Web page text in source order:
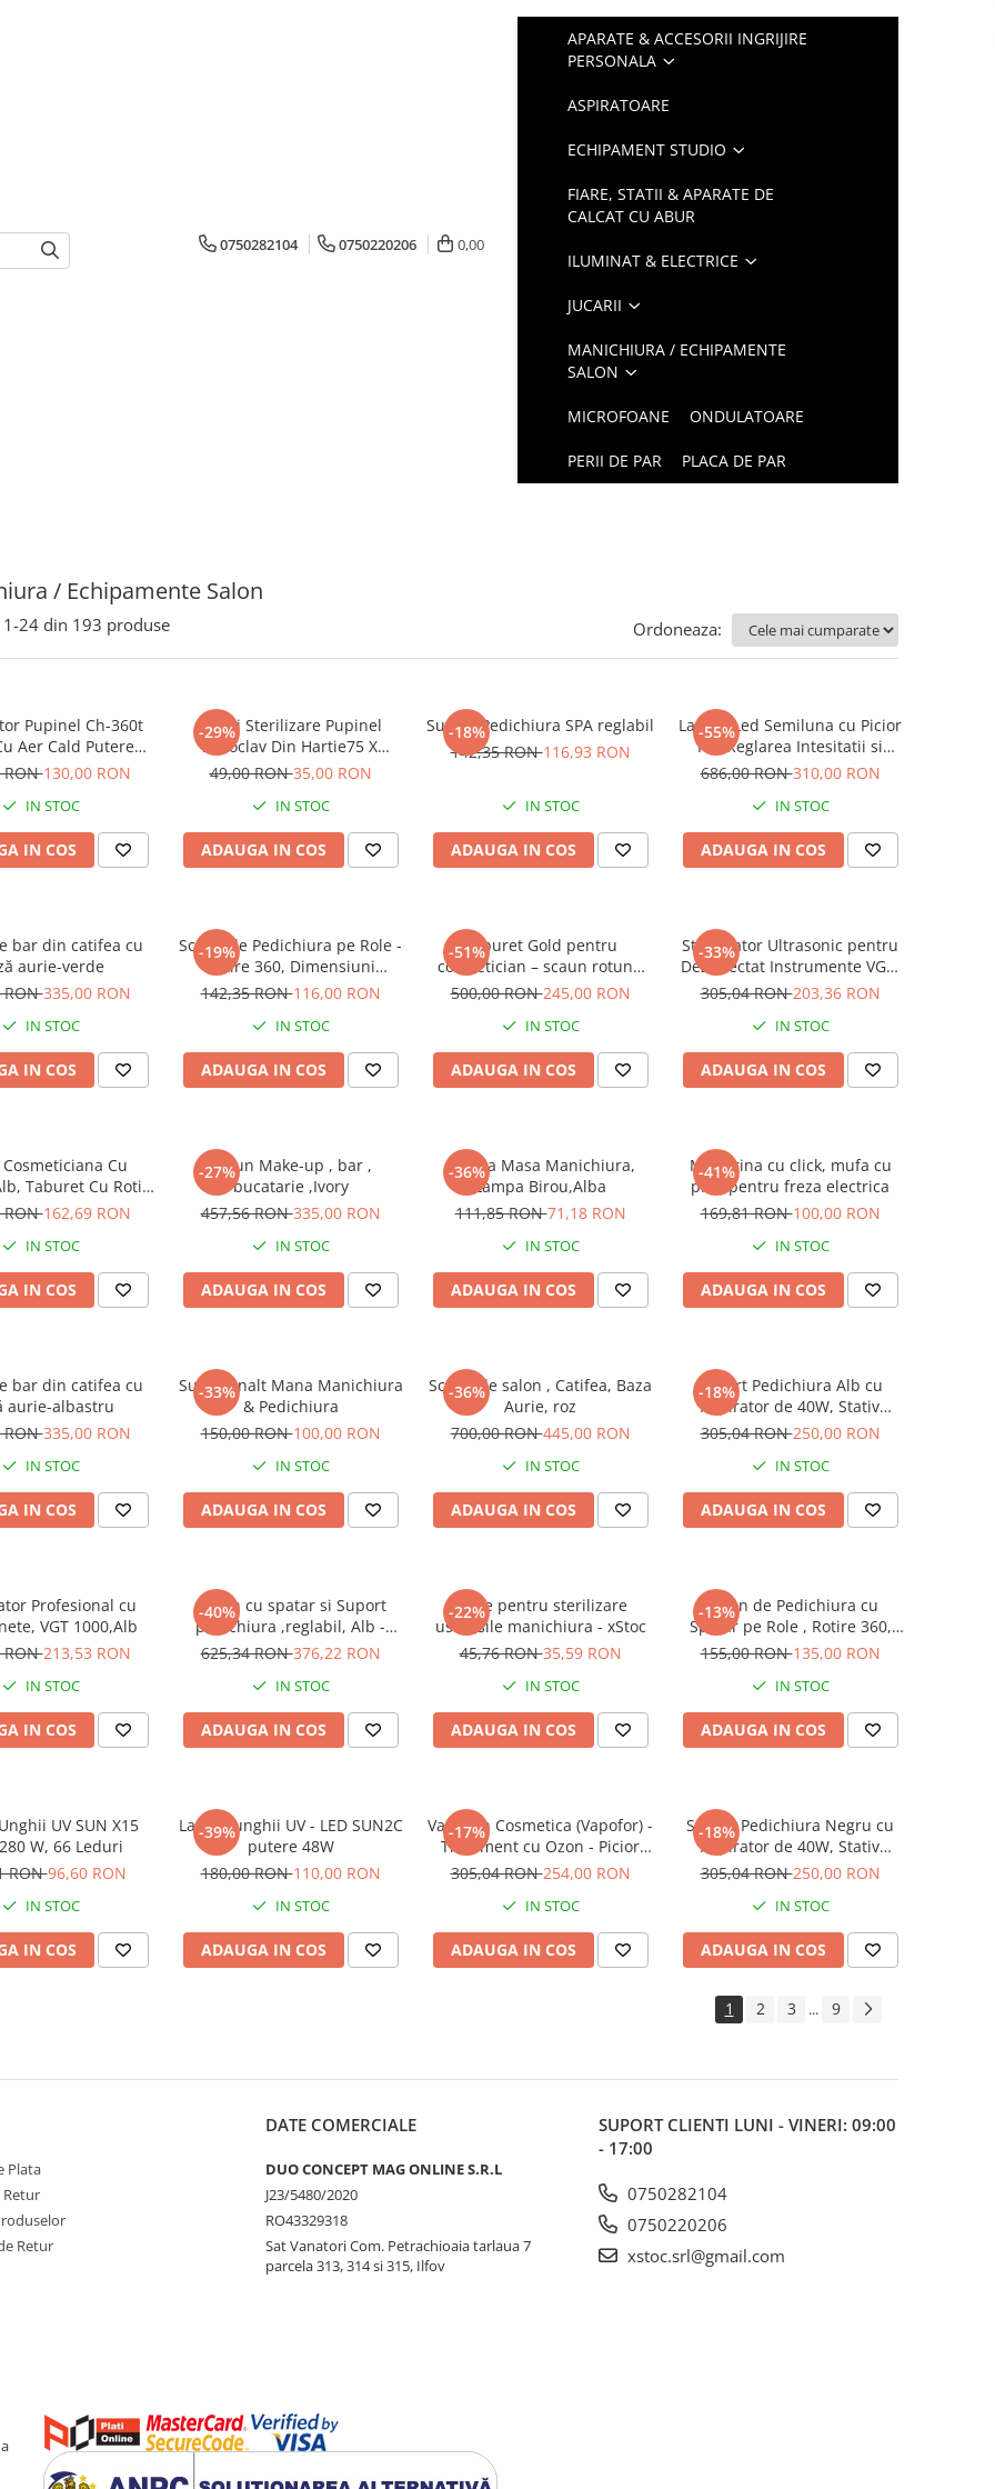
0750282104 0750220206 0,00
APARATE & ACCESORII INGRIJIRE
PERSONALA
ASPIRATOARE
ECHIPAMENT STUDIO
FIARE, STATII & APARATE DE
CALCAT CU ABUR
ILUMINAT & ELECTRICE
JUCARII
MANICHIURA / ECHIPAMENTE
SALON
MICROFOANE ONDULATOARE
PERII DE PAR PLACA DE PAR
/ Echipamente Salon
1-24 din 193 produse Ordoneaza:
Pupinel Ch-360t
Aer Cald Putere
pungi sterilizare
RON130,00 RON
IN STOC
IN COS
-29%
Pungi Sterilizare Pupinel
Autoclav Din Hartie75 X
150mm Set 100 Buc
49,00 RON35,00 RON
IN STOC
ADAUGA IN COS
-18%
Suport Pedichiura SPA reglabil
142,35 RON116,93 RON
IN STOC
ADAUGA IN COS
-55%
Lampa Led Semiluna cu Picior
Fix, Reglarea Intesitatii si
Suport pentru Telefon, 23
686,00 RON310,00 RON
IN STOC
ADAUGA IN COS
bar din catifea cu
aurie-verde
RON335,00 RON
IN STOC
IN COS
-19%
Scaun de Pedichiura pe Role -
Rotire 360, Dimensiuni
34x26,5x5,5 cm , ALB
142,35 RON116,00 RON
IN STOC
ADAUGA IN COS
-51%
Taburet Gold pentru
cosmetician – scaun rotund
hidraulic, alb cu auriu,
500,00 RON245,00 RON
IN STOC
ADAUGA IN COS
-33%
Sterilizator Ultrasonic pentru
Dezinfectat Instrumente VGT-
2000
305,04 RON203,36 RON
IN STOC
ADAUGA IN COS
Cosmeticiana Cu
Taburet Cu Roti,
Salon Cosmetica
RON162,69 RON
IN STOC
IN COS
-27%
Scaun Make-up , bar ,
bucatarie ,Ivory
457,56 RON335,00 RON
IN STOC
ADAUGA IN COS
-36%
Lampa Masa Manichiura,
Lampa Birou,Alba
111,85 RON71,18 RON
IN STOC
ADAUGA IN COS
-41%
Mandrina cu click, mufa cu
pini, pentru freza electrica
169,81 RON100,00 RON
IN STOC
ADAUGA IN COS
bar din catifea cu
aurie-albastru
RON335,00 RON
IN STOC
IN COS
-33%
Suport Inalt Mana Manichiura
& Pedichiura
150,00 RON100,00 RON
IN STOC
ADAUGA IN COS
-36%
Scaun de salon , Catifea, Baza
Aurie, roz
700,00 RON445,00 RON
IN STOC
ADAUGA IN COS
-18%
Suport Pedichiura Alb cu
Aspirator de 40W, Stativ
Pedichiura
305,04 RON250,00 RON
IN STOC
ADAUGA IN COS
Profesional cu
VGT 1000,Alb
RON213,53 RON
IN STOC
IN COS
-40%
Scaun cu spatar si Suport
pedichiura ,reglabil, Alb -
xStoc
625,34 RON376,22 RON
IN STOC
ADAUGA IN COS
-22%
Cutie pentru sterilizare
ustensile manichiura - xStoc
45,76 RON35,59 RON
IN STOC
ADAUGA IN COS
-13%
Scaun de Pedichiura cu
Spatar pe Role , Rotire 360,
White
155,00 RON135,00 RON
IN STOC
ADAUGA IN COS
UV SUN X15
280 W, 66 Leduri
RON96,60 RON
IN STOC
IN COS
-39%
Lampa unghii UV - LED SUN2C
putere 48W
180,00 RON110,00 RON
IN STOC
ADAUGA IN COS
-17%
Vapozon Cosmetica (Vapofor) -
Tratament cu Ozon - Picior
Inalt
305,04 RON254,00 RON
IN STOC
ADAUGA IN COS
-18%
Suport Pedichiura Negru cu
Aspirator de 40W, Stativ
Pedichiura
305,04 RON250,00 RON
IN STOC
ADAUGA IN COS
1 2 3 ... 9
Plata
Retur
Retur
DATE COMERCIALE
DUO CONCEPT MAG ONLINE S.R.L
J23/5480/2020
RO43329318
Sat Vanatori Com. Petrachioaia tarlaua 7
parcela 313, 314 si 315, Ilfov
SUPORT CLIENTI LUNI - VINERI: 09:00
- 17:00
0750282104
0750220206
xstoc.srl@gmail.com